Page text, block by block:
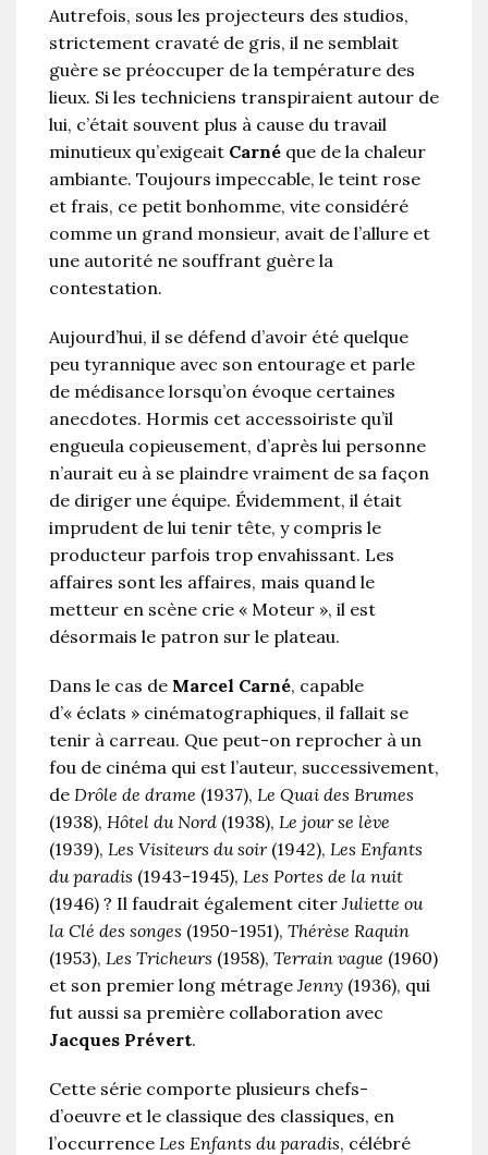
Autrefois, sous les projecteurs des studios,
strictement cravaté de gris, il ne semblait
guère se préoccuper de la température des
lieux. Si les techniciens transpiraient autour de
lui, c’était souvent plus à cause du travail
minutieux qu’exigeait Carné que de la chaleur
ambiante. Toujours impeccable, le teint rose
et frais, ce petit bonhomme, vite considéré
comme un grand monsieur, avait de l’allure et
une autorité ne souffrant guère la
contestation.
Aujourd’hui, il se défend d’avoir été quelque
peu tyrannique avec son entourage et parle
de médisance lorsqu’on évoque certaines
anecdotes. Hormis cet accessoiriste qu’il
engueula copieusement, d’après lui personne
n’aurait eu à se plaindre vraiment de sa façon
de diriger une équipe. Évidemment, il était
imprudent de lui tenir tête, y compris le
producteur parfois trop envahissant. Les
affaires sont les affaires, mais quand le
metteur en scène crie « Moteur », il est
désormais le patron sur le plateau.
Dans le cas de Marcel Carné, capable
d’« éclats » cinématographiques, il fallait se
tenir à carreau. Que peut-on reprocher à un
fou de cinéma qui est l’auteur, successivement,
de Drôle de drame (1937), Le Quai des Brumes
(1938), Hôtel du Nord (1938), Le jour se lève
(1939), Les Visiteurs du soir(1942), Les Enfants
du paradis (1943-1945), Les Portes de la nuit
(1946) ? Il faudrait également citer Juliette ou
la Clé des songes (1950-1951), Thérèse Raquin
(1953), Les Tricheurs (1958), Terrain vague (1960)
et son premier long métrage Jenny (1936), qui
fut aussi sa première collaboration avec
Jacques Prévert.
Cette série comporte plusieurs chefs-
d’oeuvre et le classique des classiques, en
l’occurrence Les Enfants du paradis, célébré